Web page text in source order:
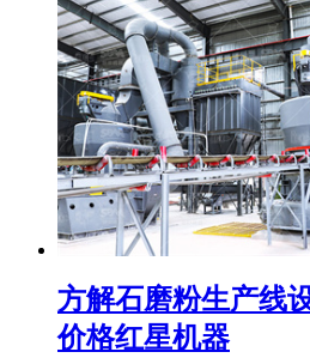
方解石磨粉生产线
价格红星机器